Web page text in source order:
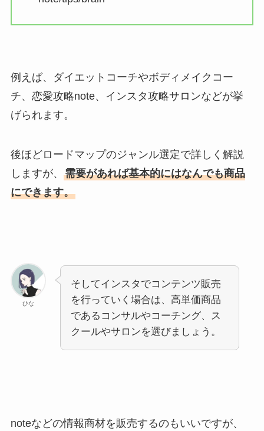
例えば、ダイエットコーチやボディメイクコー
チ、恋愛攻略note、インスタ攻略サロンなどが挙
げられます。
後ほどロードマップのジャンル選定で詳しく解説
しますが、 需要があれば基本的にはなんでも商品
にできます。
ひな
そしてインスタでコンテンツ販売
を行っていく場合は、高単価商品
であるコンサルやコーチング、ス
クールやサロンを選びましょう。
noteなどの情報商材を販売するのもいいですが、